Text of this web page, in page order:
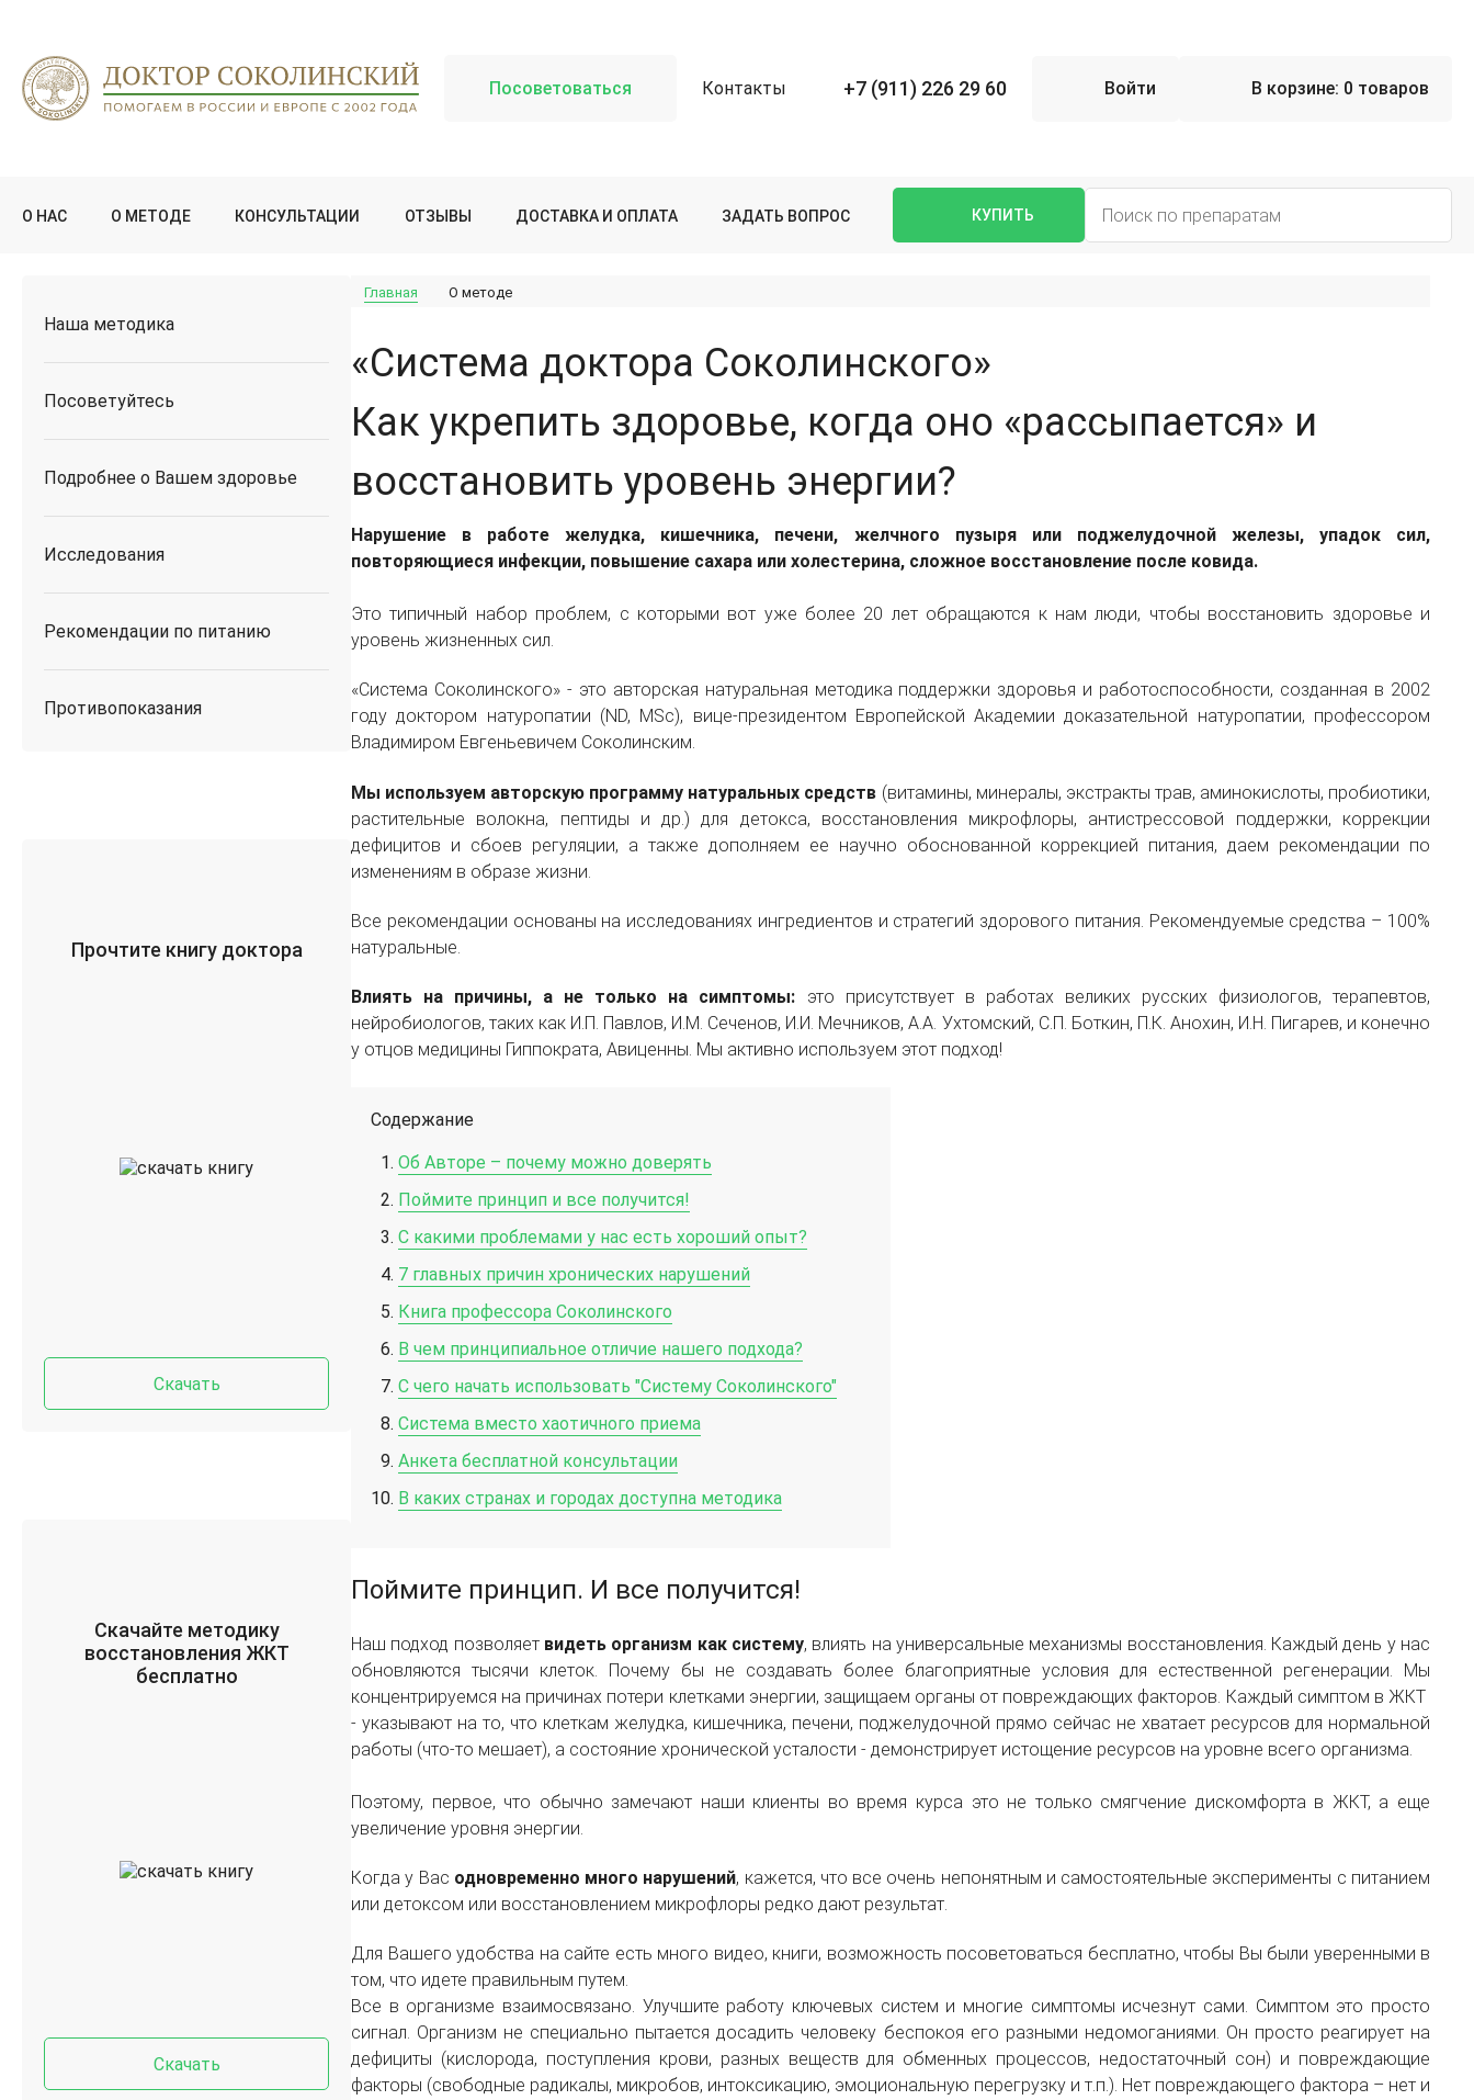
Посоветоваться Контакты +7 (911) 226 29 60 Войти В корзине: 0 товаров
О НАС О МЕТОДЕ КОНСУЛЬТАЦИИ ОТЗЫВЫ ДОСТАВКА И ОПЛАТА ЗАДАТЬ ВОПРОС КУПИТЬ
Наша методика
Посоветуйтесь
Подробнее о Вашем здоровье
Исследования
Рекомендации по питанию
Противопоказания
Прочтите книгу доктора
Скачать
Скачайте методику
восстановления ЖКТ
бесплатно
Скачать
Главная О методе
«Система доктора Соколинского»
Как укрепить здоровье, когда оно «рассыпается» и
восстановить уровень энергии?
Нарушение в работе желудка, кишечника, печени, желчного пузыря или поджелудочной железы, упадок сил,
повторяющиеся инфекции, повышение сахара или холестерина, сложное восстановление после ковида.
Это типичный набор проблем, с которыми вот уже более 20 лет обращаются к нам люди, чтобы восстановить здоровье и
уровень жизненных сил.
«Система Соколинского» - это авторская натуральная методика поддержки здоровья и работоспособности, созданная в 2002
году доктором натуропатии (ND, MSc), вице-президентом Европейской Академии доказательной натуропатии, профессором
Владимиром Евгеньевичем Соколинским.
Мы используем авторскую программу натуральных средств (витамины, минералы, экстракты трав, аминокислоты, пробиотики,
растительные волокна, пептиды и др.) для детокса, восстановления микрофлоры, антистрессовой поддержки, коррекции
дефицитов и сбоев регуляции, а также дополняем ее научно обоснованной коррекцией питания, даем рекомендации по
изменениям в образе жизни.
Все рекомендации основаны на исследованиях ингредиентов и стратегий здорового питания. Рекомендуемые средства – 100%
натуральные.
Влиять на причины, а не только на симптомы: это присутствует в работах великих русских физиологов, терапевтов,
нейробиологов, таких как И.П. Павлов, И.М. Сеченов, И.И. Мечников, А.А. Ухтомский, С.П. Боткин, П.К. Анохин, И.Н. Пигарев, и конечно
у отцов медицины Гиппократа, Авиценны. Мы активно используем этот подход!
Содержание
Об Авторе – почему можно доверять
Поймите принцип и все получится!
С какими проблемами у нас есть хороший опыт?
7 главных причин хронических нарушений
Книга профессора Соколинского
В чем принципиальное отличие нашего подхода?
С чего начать использовать "Систему Соколинского"
Система вместо хаотичного приема
Анкета бесплатной консультации
В каких странах и городах доступна методика
Поймите принцип. И все получится!
Наш подход позволяет видеть организм как систему, влиять на универсальные механизмы восстановления. Каждый день у нас
обновляются тысячи клеток. Почему бы не создавать более благоприятные условия для естественной регенерации. Мы
концентрируемся на причинах потери клетками энергии, защищаем органы от повреждающих факторов. Каждый симптом в ЖКТ
- указывают на то, что клеткам желудка, кишечника, печени, поджелудочной прямо сейчас не хватает ресурсов для нормальной
работы (что-то мешает), а состояние хронической усталости - демонстрирует истощение ресурсов на уровне всего организма.
Поэтому, первое, что обычно замечают наши клиенты во время курса это не только смягчение дискомфорта в ЖКТ, а еще
увеличение уровня энергии.
Когда у Вас одновременно много нарушений, кажется, что все очень непонятным и самостоятельные эксперименты с питанием
или детоксом или восстановлением микрофлоры редко дают результат.
Для Вашего удобства на сайте есть много видео, книги, возможность посоветоваться бесплатно, чтобы Вы были уверенными в
том, что идете правильным путем.
Все в организме взаимосвязано. Улучшите работу ключевых систем и многие симптомы исчезнут сами. Симптом это просто
сигнал. Организм не специально пытается досадить человеку беспокоя его разными недомоганиями. Он просто реагирует на
дефициты (кислорода, поступления крови, разных веществ для обменных процессов, недостаточный сон) и повреждающие
факторы (свободные радикалы, микробов, интоксикацию, эмоциональную перегрузку и т.п.). Нет повреждающего фактора – нет и